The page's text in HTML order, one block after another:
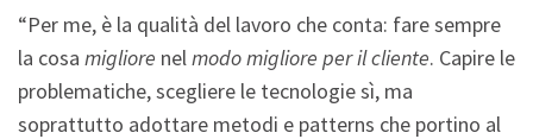
“Per me, è la qualità del lavoro che conta: fare sempre
la cosa migliore nelmodo migliore per il cliente. Capire le
problematiche, scegliere le tecnologie sì, ma
soprattutto adottare metodi e patterns che portino al